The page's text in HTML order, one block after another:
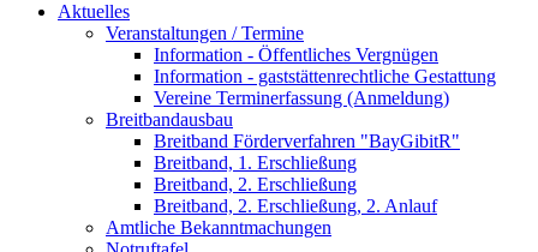
Aktuelles
Veranstaltungen / Termine
Information - Öffentliches Vergnügen
Information - gaststättenrechtliche Gestattung
Vereine Terminerfassung (Anmeldung)
Breitbandausbau
Breitband Förderverfahren "BayGibitR"
Breitband, 1. Erschließung
Breitband, 2. Erschließung
Breitband, 2. Erschließung, 2. Anlauf
Amtliche Bekanntmachungen